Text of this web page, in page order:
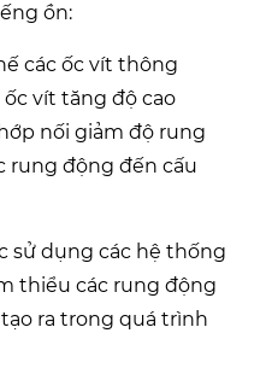
ồn:
các ốc vít thông
vít tăng độ cao
nối giảm độ rung
rung động đến cấu
sử dụng các hệ thống
thiểu các rung động
ra trong quá trình